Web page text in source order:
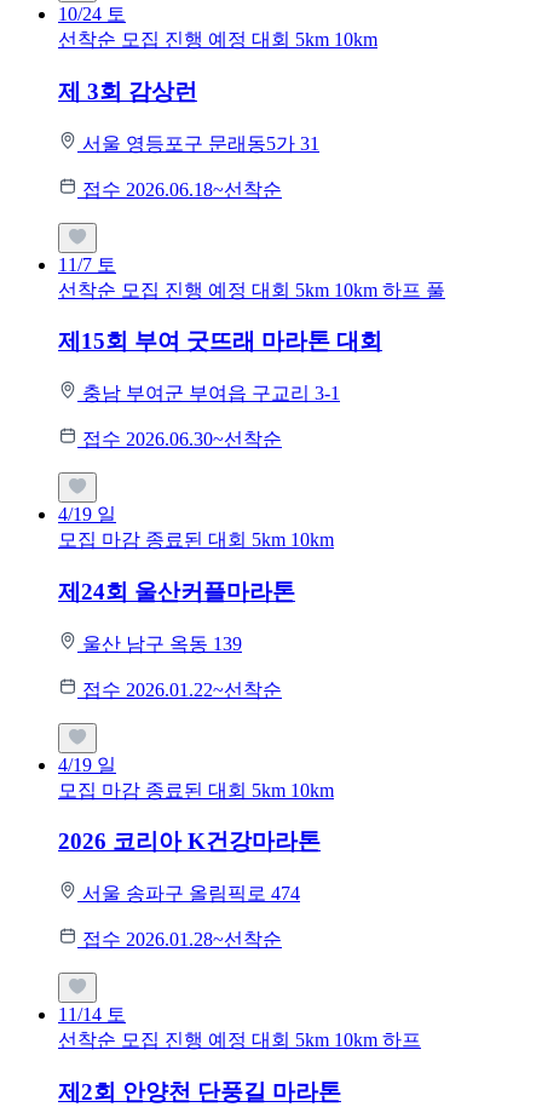
10/24 토
선착순 모집 진행 예정 대회 5km 10km
제 3회 감상런
서울 영등포구 문래동5가 31
접수 2026.06.18~선착순
11/7 토
선착순 모집 진행 예정 대회 5km 10km 하프 풀
제15회 부여 굿뜨래 마라톤 대회
충남 부여군 부여읍 구교리 3-1
접수 2026.06.30~선착순
4/19 일
모집 마감 종료된 대회 5km 10km
제24회 울산커플마라톤
울산 남구 옥동 139
접수 2026.01.22~선착순
4/19 일
모집 마감 종료된 대회 5km 10km
2026 코리아 K건강마라톤
서울 송파구 올림픽로 474
접수 2026.01.28~선착순
11/14 토
선착순 모집 진행 예정 대회 5km 10km 하프
제2회 안양천 단풍길 마라톤